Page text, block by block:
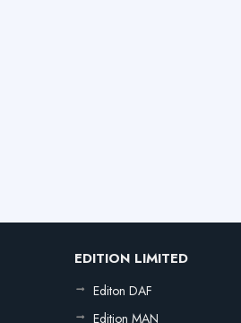
EDITION LIMITED
Editon DAF
Edition MAN